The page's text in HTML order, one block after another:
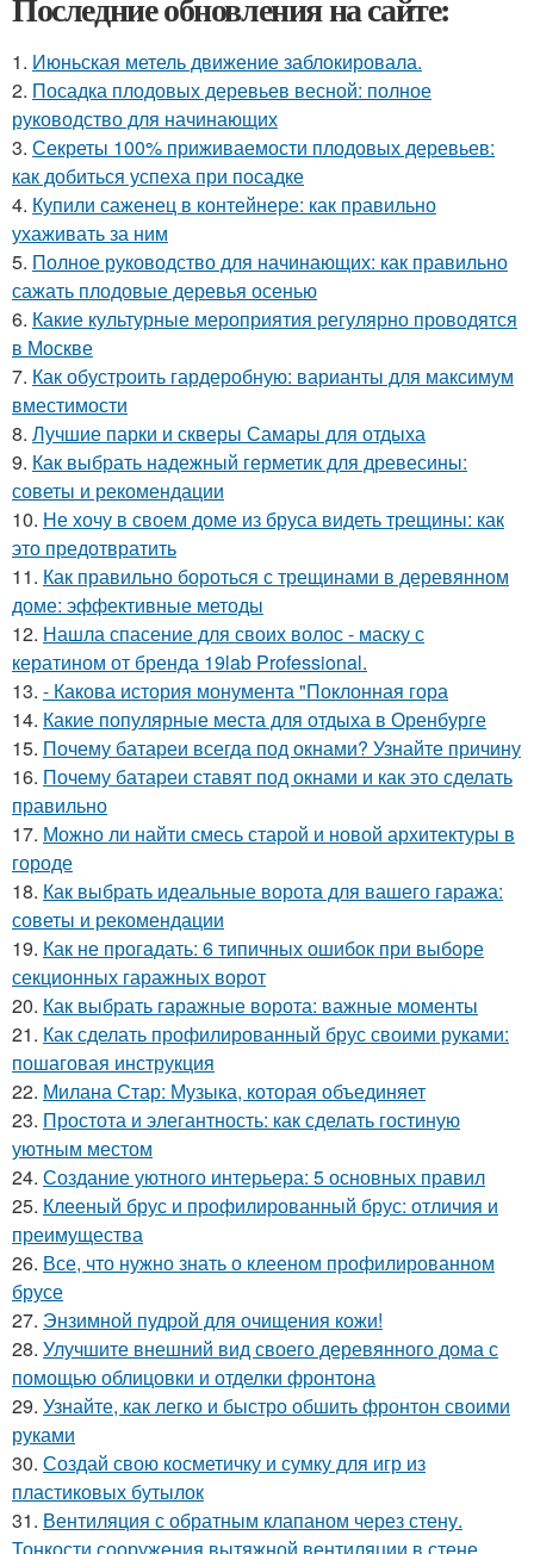
1. Июньская метель движение заблокировала.
2. Посадка плодовых деревьев весной: полное
руководство для начинающих
3. Секреты 100% приживаемости плодовых деревьев:
как добиться успеха при посадке
4. Купили саженец в контейнере: как правильно
ухаживать за ним
5. Полное руководство для начинающих: как правильно
сажать плодовые деревья осенью
6. Какие культурные мероприятия регулярно проводятся
в Москве
7. Как обустроить гардеробную: варианты для максимум
вместимости
8. Лучшие парки и скверы Самары для отдыха
9. Как выбрать надежный герметик для древесины:
советы и рекомендации
10. Не хочу в своем доме из бруса видеть трещины: как
это предотвратить
11. Как правильно бороться с трещинами в деревянном
доме: эффективные методы
12. Нашла спасение для своих волос - маску с
кератином от бренда 19lab Professional.
13. - Какова история монумента "Поклонная гора
14. Какие популярные места для отдыха в Оренбурге
15. Почему батареи всегда под окнами? Узнайте причину
16. Почему батареи ставят под окнами и как это сделать
правильно
17. Можно ли найти смесь старой и новой архитектуры в
городе
18. Как выбрать идеальные ворота для вашего гаража:
советы и рекомендации
19. Как не прогадать: 6 типичных ошибок при выборе
секционных гаражных ворот
20. Как выбрать гаражные ворота: важные моменты
21. Как сделать профилированный брус своими руками:
пошаговая инструкция
22. Милана Стар: Музыка, которая объединяет
23. Простота и элегантность: как сделать гостиную
уютным местом
24. Создание уютного интерьера: 5 основных правил
25. Клееный брус и профилированный брус: отличия и
преимущества
26. Все, что нужно знать о клееном профилированном
брусе
27. Энзимной пудрой для очищения кожи!
28. Улучшите внешний вид своего деревянного дома с
помощью облицовки и отделки фронтона
29. Узнайте, как легко и быстро обшить фронтон своими
руками
30. Создай свою косметичку и сумку для игр из
пластиковых бутылок
31. Вентиляция с обратным клапаном через стену.